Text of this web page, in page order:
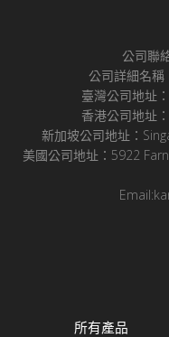
公司聯
公司詳細名稱
臺灣公司地址
香港公司地址
新加坡公司地址：
美國公司地址：5922
所有產品